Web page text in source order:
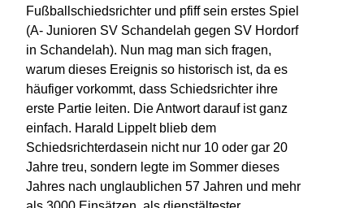
Fußballschiedsrichter und pfiff sein erstes Spiel
(A- Junioren SV Schandelah gegen SV Hordorf
in Schandelah). Nun mag man sich fragen,
warum dieses Ereignis so historisch ist, da es
häufiger vorkommt, dass Schiedsrichter ihre
erste Partie leiten. Die Antwort darauf ist ganz
einfach. Harald Lippelt blieb dem
Schiedsrichterdasein nicht nur 10 oder gar 20
Jahre treu, sondern legte im Sommer dieses
Jahres nach unglaublichen 57 Jahren und mehr